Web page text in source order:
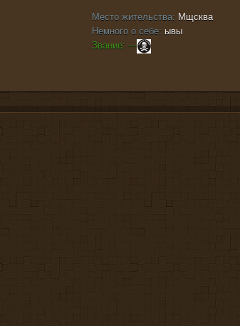
Место жительства: Мщсква
Немного о себе: ывы
Звание: ---